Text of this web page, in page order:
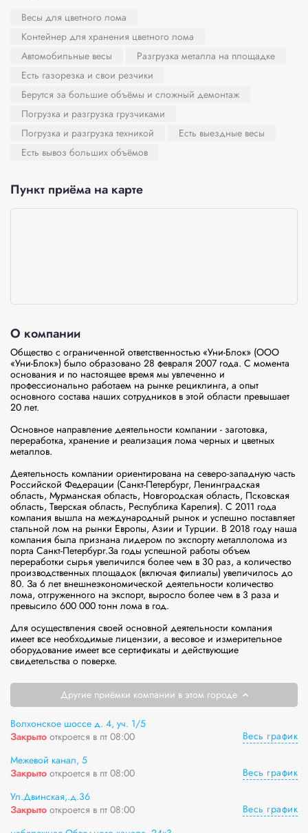
Весы для цветного лома
Контейнер для хранения цветного лома
Автомобильные весы
Разгрузка металла на площадке
Есть газорезка и свои резчики
Берутся за большие объёмы и сложный демонтаж
Погрузка и разгрузка грузчиками
Погрузка и разгрузка техникой
Есть выездные весы
Есть вывоз больших объёмов
Пункт приёма на карте
О компании
Общество с ограниченной ответственностью «Уни-Блок» (ООО
«Уни-Блок») было образовано 28 февраля 2007 года. С момента
основания и по настоящее время мы увлеченно и
профессионально работаем на рынке рециклинга, а опыт
основного состава наших сотрудников в этой области превышает
20 лет.
Основное направление деятельности компании - заготовка,
переработка, хранение и реализация лома черных и цветных
металлов.
Деятельность компании ориентирована на северо-западную часть
Российской Федерации (Санкт-Петербург, Ленинградская
область, Мурманская область, Новгородская область, Псковская
область, Тверская область, Республика Карелия). С 2011 года
компания вышла на международный рынок и успешно поставляет
стальной лом на рынки Европы, Азии и Турции. В 2018 году наша
компания была признана лидером по экспорту металлолома из
порта Санкт-Петербург.За годы успешной работы объем
переработки сырья увеличился более чем в 30 раз, а количество
производственных площадок (включая филиалы) увеличилось до
80. За 6 лет внешнеэкономической деятельности количество
лома, отгруженного на экспорт, выросло более чем в 3 раза и
превысило 600 000 тонн лома в год.
Для осуществления своей основной деятельности компания
имеет все необходимые лицензии, а весовое и измерительное
оборудование имеет все сертификаты и действующие
свидетельства о поверке.
Другие приёмки компании в этом городе
Волхонское шоссе д. 4, уч. 1/5
Закрыто откроется в пт 08:00
Весь график
Межевой канал, 5
Закрыто откроется в пт 08:00
Весь график
Ул.Двинская,.д.36
Закрыто откроется в пт 08:00
Весь график